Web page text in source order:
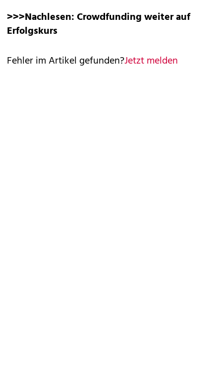
>>>Nachlesen:Crowdfunding weiter auf
Erfolgskurs
Fehler im Artikel gefunden?Jetzt melden